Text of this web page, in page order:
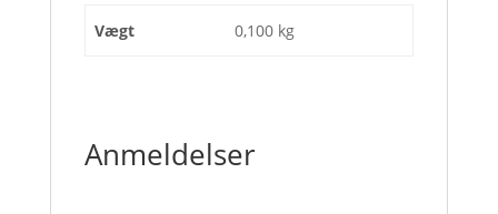
Vægt 0,100 kg
Anmeldelser